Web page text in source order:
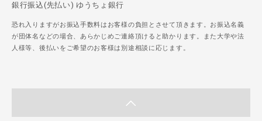
銀行振込(先払い) ゆうちょ銀行
恐れ入りますがお振込手数料はお客様の負担とさせて頂きます。お振込名義
が団体名などの場合、あらかじめご連絡頂けると助かります。また大学や法
人様等、後払いをご希望のお客様は別途相談に応じます。